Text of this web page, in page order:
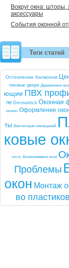
Вокруг окна:
аксессуары
События оконной
Теги статей
Ос­текле­ние бал­ко­нов
ти­ковые две­ри Де­ревян­ные
ющие ПВХ
ле De­ce­uninck Окон­ная
ок­на­ми Оформ­ле­ние
ты Вен­ти­ляция по­меще­ний
ковые
ность Алю­мини­евые ок­на
Проб­ле­мы
окон Мон­таж
во